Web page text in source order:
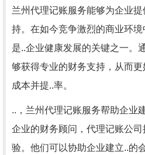
兰州代理记账服务能够为企业
持。在如今竞争激烈的商业环
是..企业健康发展的关键之一。
够获得专业的财务支持，从而
成本并提..率。
..，兰州代理记账服务帮助企业
企业的财务顾问，代理记账公
验。他们可以协助企业建立..的